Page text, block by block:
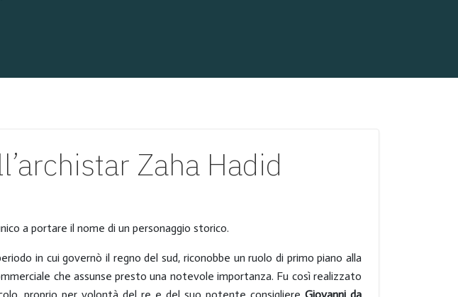
Zaha Hadid
a portare il nome di un personaggio storico.
in cui governò il regno del sud, riconobbe un ruolo di primo piano alla
che assunse presto una notevole importanza. Fu così realizzato